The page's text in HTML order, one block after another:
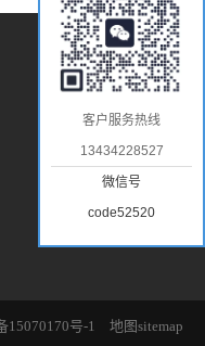
售后保障
售后服务
隐私保护
免责声明
15070170号-1 地图sitemap
客户服务热线
13434228527
微信号
code52520